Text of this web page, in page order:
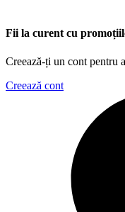
Fii la curent cu
Creează-ți un cont pentru
Creează cont